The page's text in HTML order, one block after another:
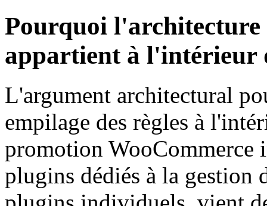
Pourquoi l'architecture
appartient à l'intérieur
L'argument architectural
empilage des règles à
promotion WooCommerce
plugins dédiés à la gestion